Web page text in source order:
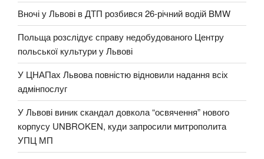
Вночі у Львові в ДТП розбився 26-річний водій BMW
Польща розслідує справу недобудованого Центру
польської культури у Львові
У ЦНАПах Львова повністю відновили надання всіх
адмінпослуг
У Львові виник скандал довкола “освячення” нового
корпусу UNBROKEN, куди запросили митрополита
УПЦ МП